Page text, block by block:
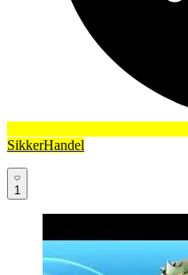
SikkerHandel
1